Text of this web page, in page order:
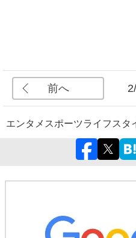
前へ
エンタメ スポーツライフスタ